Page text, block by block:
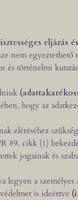
eljárás
nem
és történelmi
hogy az
eléréséhez
89. cikk (1)
jogainak és
a személyes
is ideértve